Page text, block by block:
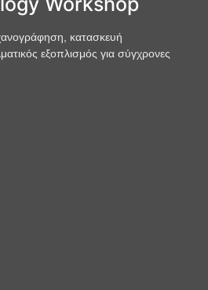
κατασκευή
εξοπλισμός για σύγχρονες